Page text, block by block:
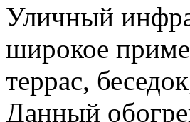
Уличный
широкое
террас,
Данный